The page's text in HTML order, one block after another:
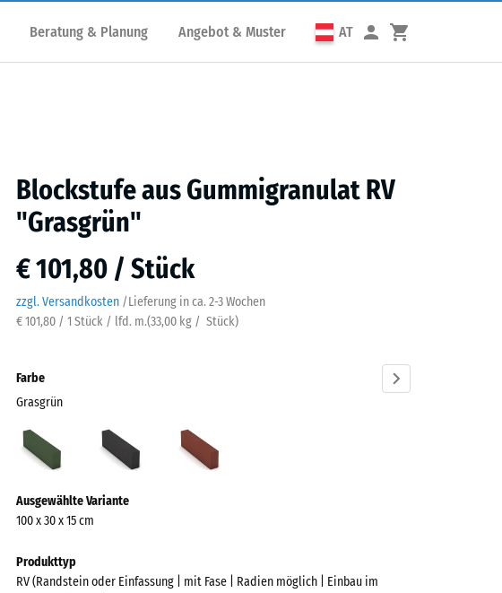
Beratung & Planung Angebot & Muster AT
Blockstufe aus Gummigranulat RV
"Grasgrün"
€ 101,80 / Stück
zzgl. Versandkosten /Lieferung in ca. 2-3 Wochen
€ 101,80 / 1 Stück / lfd. m.(33,00 kg / Stück)
Farbe
Grasgrün
Grasgrün
(active)
Anthrazit
Informationen
zu
Farben?
Ausgewählte Variante
100 x 30 x 15 cm
Produkttyp
RV (Randstein oder Einfassung | mit Fase | Radien möglich | Einbau im